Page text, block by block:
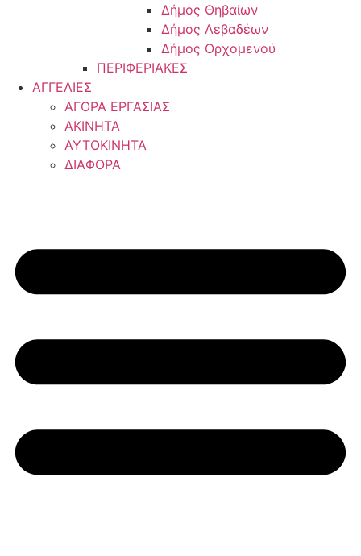
Δήμος Θηβαίων
Δήμος Λεβαδέων
Δήμος Ορχομενού
ΠΕΡΙΦΕΡΙΑΚΕΣ
ΑΓΓΕΛΙΕΣ
ΑΓΟΡΑ ΕΡΓΑΣΙΑΣ
ΑΚΙΝΗΤΑ
ΑΥΤΟΚΙΝΗΤΑ
ΔΙΑΦΟΡΑ